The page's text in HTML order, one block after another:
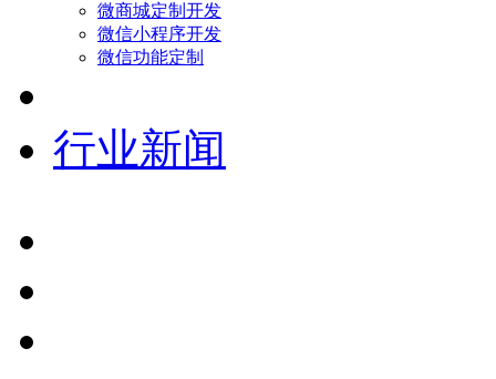
微商城定制开发
微信小程序开发
微信功能定制
行业新闻